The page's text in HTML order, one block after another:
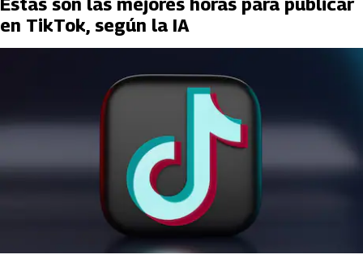
Estas son las mejores horas para publicar
en TikTok, según la IA